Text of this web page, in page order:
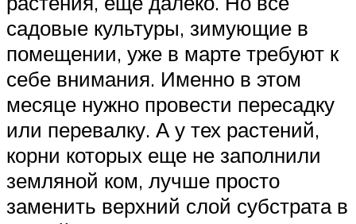
садовые культуры, зимующие в
помещении, уже в марте требуют к
себе внимания. Именно в этом
месяце нужно провести пересадку
или перевалку. А у тех растений,
корни которых еще не заполнили
земляной ком, лучше просто
заменить верхний слой субстрата в